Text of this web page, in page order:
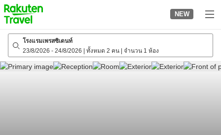
to
top
page
NEW
โรงแรมเพรสซิเดนท์
23/8/2026 - 24/8/2026 ทั้งหมด 2 คน จำนวน 1 ห้อง